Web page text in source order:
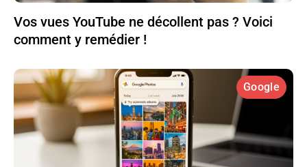
Vos vues YouTube ne décollent pas ? Voici
comment y remédier !
Google